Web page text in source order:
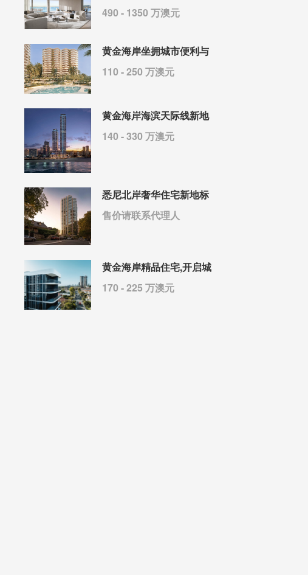
490 - 1350 万澳元
黄金海岸坐拥城市便利与
110 - 250 万澳元
黄金海岸海滨天际线新地
140 - 330 万澳元
悉尼北岸奢华住宅新地标
售价请联系代理人
黄金海岸精品住宅,开启城
170 - 225 万澳元